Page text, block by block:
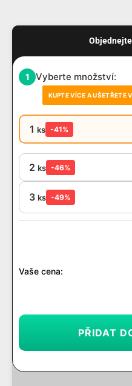
1 Vyberte množství:
KUPTE VÍCE A UŠETŘETE
1 ks -41%
2 ks -46%
3 ks -49%
Vaše cena:
PŘIDAT